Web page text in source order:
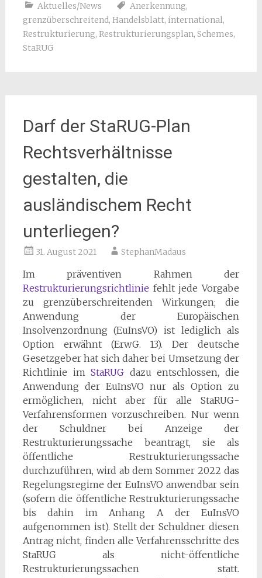
Aktuelles/News Anerkennung,
grenzüberschreitend, Handelsblatt, international,
Restrukturierung, Restrukturierungsplan, Schemes,
StaRUG
Darf der StaRUG-Plan
Rechtsverhältnisse
gestalten, die
ausländischem Recht
unterliegen?
31. August 2021 StephanMadaus
Im präventiven Rahmen der
Restrukturierungsrichtlinie fehlt jede Vorgabe
zu grenzüberschreitenden Wirkungen; die
Anwendung der Europäischen
Insolvenzordnung (EuInsVO) ist lediglich als
Option erwähnt (ErwG. 13). Der deutsche
Gesetzgeber hat sich daher bei Umsetzung der
Richtlinie imStaRUG dazu entschlossen, die
Anwendung der EuInsVO nur als Option zu
ermöglichen, nicht aber für alle StaRUG-
Verfahrensformen vorzuschreiben. Nur wenn
der Schuldner bei Anzeige der
Restrukturierungssache beantragt, sie als
öffentliche Restrukturierungssache
durchzuführen, wird ab dem Sommer 2022 das
Regelungsregime der EuInsVO anwendbar sein
(sofern die öffentliche Restrukturierungssache
bis dahin im Anhang A der EuInsVO
aufgenommen ist). Stellt der Schuldner diesen
Antrag nicht, finden alle Verfahrensschritte des
StaRUG als nicht-öffentliche
Restrukturierungssachen statt.